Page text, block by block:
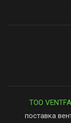
ТОО
поставка